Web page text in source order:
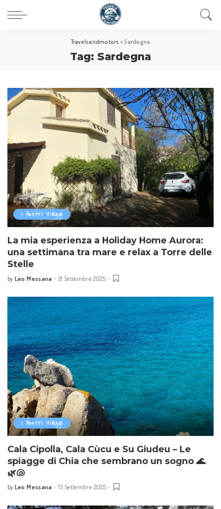
Travelsandmotors > Sardegna
Tag: Sardegna
I Nostri Viaggi
La mia esperienza a Holiday Home Aurora:
una settimana tra mare e relax a Torre delle
Stelle
by Leo Messana 21 Settembre 2025
I Nostri Viaggi
Cala Cipolla, Cala Cùcu e Su Giudeu – Le
spiagge di Chia che sembrano un sogno 🌊
🌿🐚
by Leo Messana 13 Settembre 2025